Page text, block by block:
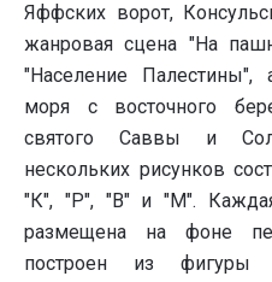
Яффских ворот,
жанровая сцена "На
"Население
моря с восточного
святого Саввы и
нескольких рисунков
"К", "Р", "В" и "М".
размещена на фоне
построен из фигуры